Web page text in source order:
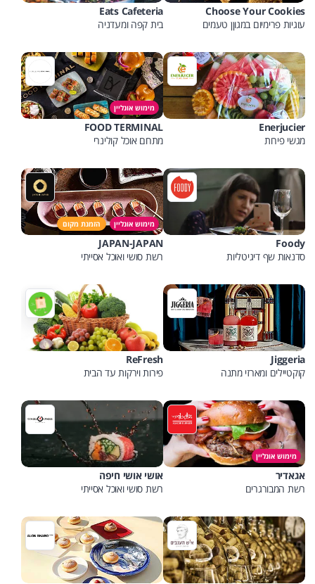
Choose Your Cookies
עוגיות פרימיום במגוןן טעמים
Eats Cafeteria
בית קפה ומעדניה
Enerjucier
מגשי פירות
מימוש אונליין
FOOD TERMINAL
מתחם אוכל קולינרי
Foody
סדנאות שף דיגיטליות
מימוש אונליין הזמנת מקום
JAPAN-JAPAN
רשת סושי ואוכל אסייתי
Jiggeria
קוקטיילים ומארזי מתנה
ReFresh
פירות וירקות עד הבית
מימוש אונליין
אגאדיר
רשת המבורגרים
אושי אושי חיפה
רשת סושי ואוכל אסייתי